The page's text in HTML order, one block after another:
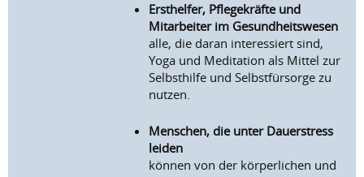
Ersthelfer, Pflegekräfte und
Mitarbeiter im Gesundheitswesen
alle, die daran interessiert sind,
Yoga und Meditation als Mittel zur
Selbsthilfe und Selbstfürsorge zu
nutzen.
Menschen, die unter Dauerstress
leiden
können von der körperlichen und